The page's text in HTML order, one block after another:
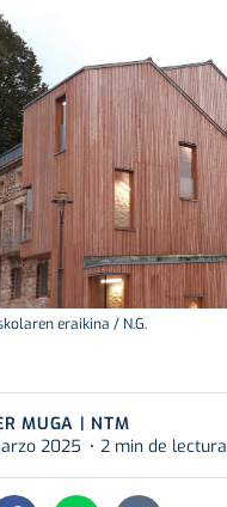
eraikina / N.G.
MUGA | NTM
2025
2 min de lectura